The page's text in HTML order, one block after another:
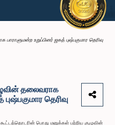
உறுப்பினர் ஜகத் புஷ்பகுமார தெரிவு
தலைவராக
தெரிவு
பொது மனுக்கள் பற்றிய குழுவின்